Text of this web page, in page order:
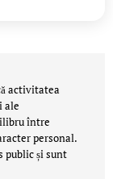
activitatea
ale
între
personal.
public și sunt